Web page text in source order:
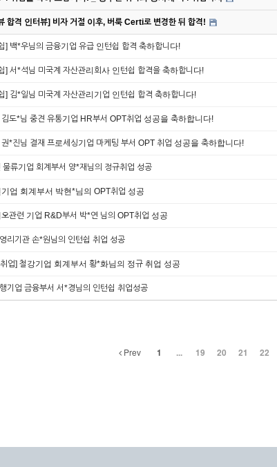
합격 인터뷰] 비자 거절 이후, 버룩 Certi로 변경한 뒤 합격!
] 백*우님의 금융기업 유급 인턴쉽 합격 축하합니다!
] 서*석님 미국계 자산관리회사 인턴쉽 합격을 축하합니다!
] 김*일님 미국계 자산관리기업 인턴쉽 합격 축하합니다!
김도*님 중견 유통기업 HR부서 OPT취업 성공을 축하합니다!
권*진님 결재 프로세싱기업 마케팅 부서 OPT 취업 성공을 축하합니다!
물류기업 회계부서 양*재님의 정규취업 성공
기업 회계부서 박현*님의 OPT취업 성공
관련 기업 R&D부서 박*연 님의 OPT취업 성공
리기관 손*원님의 인턴쉽 취업 성공
취업] 철강기업 회계부서 황*화님의 정규 취업 성공
기업 금융부서 서*경님의 인턴쉽 취업성공
Prev 1 ... 19 20 21 22